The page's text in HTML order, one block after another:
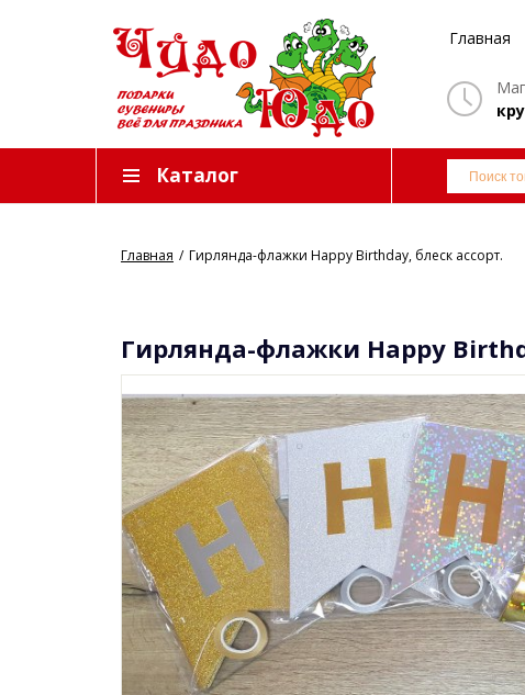
Главная
Каталог
Главная Гирлянда-флажки Нappy Birthday, блеск ассорт.
Гирлянда-флажки Нappy